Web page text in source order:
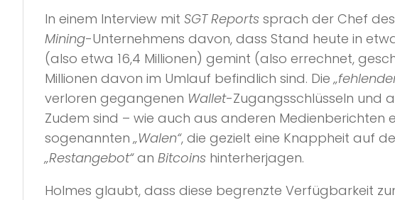
In einem Interview mit SGT Reports sprach der Chef
Mining-Unternehmens davon, dass Stand heute in
(also etwa 16,4 Millionen) gemint (also errechnet,
Millionen davon im Umlauf befindlich sind. Die
verloren gegangenen Wallet-Zugangsschlüsseln und
Zudem sind – wie auch aus anderen Medienberichten
sogenannten„Walen“, die gezielt eine Knappheit auf
„Restangebot“an Bitcoins hinterherjagen.
Holmes glaubt, dass diese begrenzte Verfügbarkeit